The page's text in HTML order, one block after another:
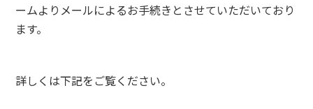
ームよりメールによるお手続きとさせていただいており
ます。
詳しくは下記をご覧ください。